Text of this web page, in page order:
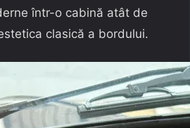
într-o cabină atât de
clasică a bordului.